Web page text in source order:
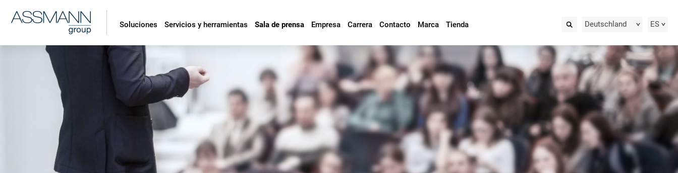
Deutschland ES
Soluciones Servicios y herramientas Sala de prensa Empresa Carrera Contacto Marca Tienda